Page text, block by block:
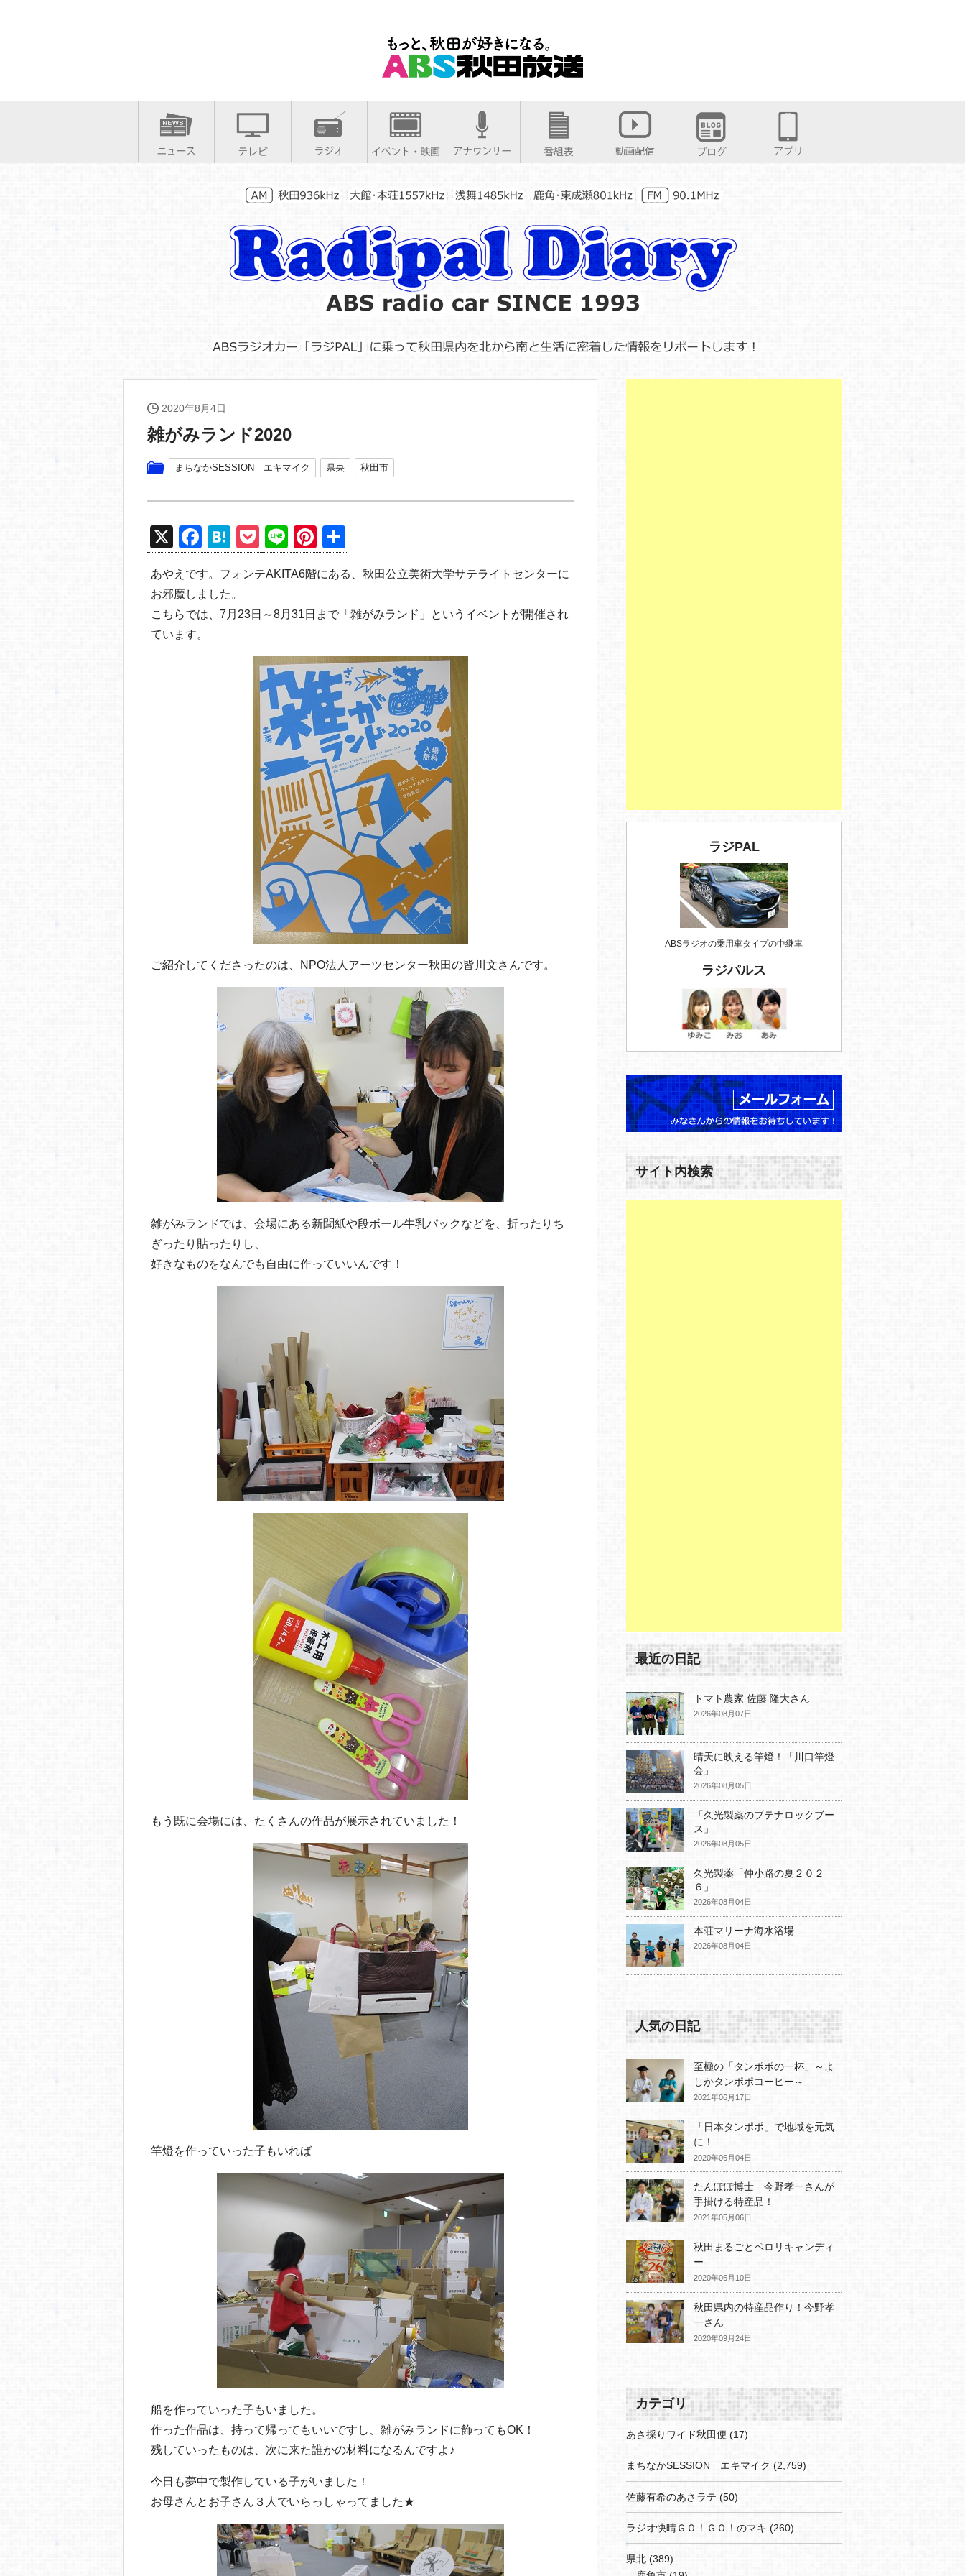
2020年8月4日
雑がみランド2020
まちなかSESSION エキマイク 県央 秋田市
X
F
a
c
e
b
H
at
e
n
P
o
ck
et
Li
n
e
Pi
nt
er
e
st
有
あやえです。フォンテAKITA6階にある、秋田公立美術大学サテライトセンターに
お邪魔しました。
こちらでは、7月23日～8月31日まで「雑がみランド」というイベントが開催され
ています。
ご紹介してくださったのは、NPO法人アーツセンター秋田の皆川文さんです。
雑がみランドでは、会場にある新聞紙や段ボール牛乳パックなどを、折ったりち
ぎったり貼ったりし、
好きなものをなんでも自由に作っていいんです！
もう既に会場には、たくさんの作品が展示されていました！
竿燈を作っていった子もいれば
船を作っていった子もいました。
作った作品は、持って帰ってもいいですし、雑がみランドに飾ってもOK！
残していったものは、次に来た誰かの材料になるんですよ♪
今日も夢中で製作している子がいました！
お母さんとお子さん３人でいらっしゃってました★
ラジPAL
ABSラジオの乗用車タイプの中継車
ラジパルス
サイト内検索
最近の日記
トマト農家 佐藤 隆大さん
2026年08月07日
晴天に映える竿燈！「川口竿燈
会」
2026年08月05日
「久光製薬のブテナロックブー
ス」
2026年08月05日
久光製薬「仲小路の夏２０２
６」
2026年08月04日
本荘マリーナ海水浴場
2026年08月04日
人気の日記
至極の「タンポポの一杯」～よ
しかタンポポコーヒー～
2021年06月17日
「日本タンポポ」で地域を元気
に！
2020年06月04日
たんぽぽ博士 今野孝一さんが
手掛ける特産品！
2021年05月06日
秋田まるごとペロリキャンディ
ー
2020年06月10日
秋田県内の特産品作り！今野孝
一さん
2020年09月24日
カテゴリ
あさ採りワイド秋田便 (17)
まちなかSESSION エキマイク (2,759)
佐藤有希のあさラテ (50)
ラジオ快晴ＧＯ！ＧＯ！のマキ (260)
県北 (389)